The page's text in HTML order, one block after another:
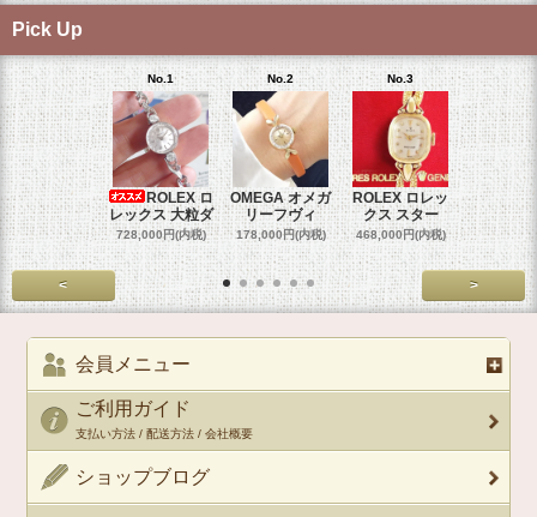
Pick Up
No.1
ROLEX ロ
レックス 大粒ダ
728,000円(内税)
No.2
OMEGA オメガ
リーフヴィ
178,000円(内税)
No.3
ROLEX ロレッ
クス スター
468,000円(内税)
No.4
ROLEX
クス
458,000円
< >
会員メニュー
ご利用ガイド
支払い方法 / 配送方法 / 会社概要
ショップブログ